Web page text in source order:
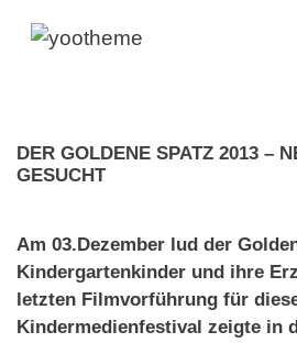
DER GOLDENE SPATZ 2013 –
GESUCHT
Am 03.Dezember lud der
Kindergartenkinder und ihre
letzten Filmvorführung für
Kindermedienfestival zeigte in